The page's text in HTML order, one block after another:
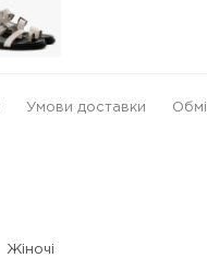
Умови доставки
Жіночі